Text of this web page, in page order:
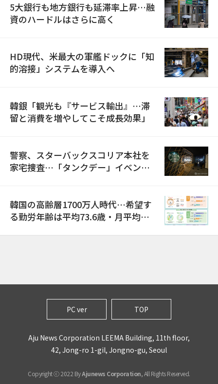
5大銀行も地方銀行も延滞率上昇…融
資のハードルはさらに高く
HD現代、米最大の軍艦ドックに「知
的溶接」システムを導入へ
韓銀「観光も『サービス輸出』…滞
留と消費を増やしてこそ成長効果」
警察、スターバックスコリア本社を
家宅捜査…「タンクデー」イベント
韓国の高齢層1700万人時代…希望す
る勤労年齢は平均73.6歳・月平均賃
PC ver TOP
Aju News Corporation LEEMA Building, 11th floor,
42, Jong-ro 1-gil, Jongno-gu, Seoul
Copyright ⓒ 2022 ByAjunews Corporation, All Rights Reserved.